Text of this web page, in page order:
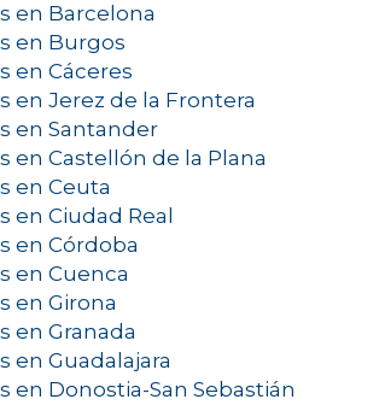
en Barcelona
en Burgos
en Cáceres
en Jerez de la Frontera
en Santander
en Castellón de la Plana
en Ceuta
en Ciudad Real
en Córdoba
en Cuenca
en Girona
en Granada
en Guadalajara
en Donostia-San Sebastián